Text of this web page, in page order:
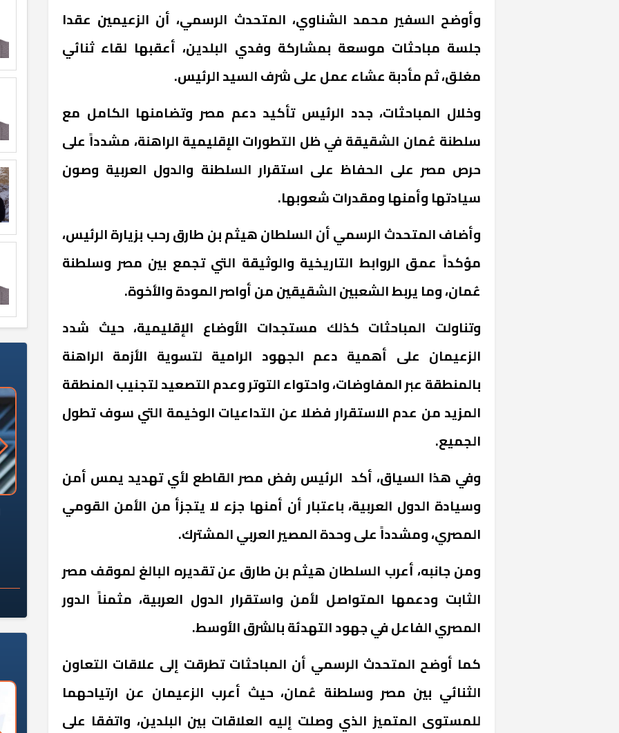
وأوضح السفير محمد الشناوي، المتحدث الرسمي، أن الزعيمين عقدا
جلسة مباحثات موسعة بمشاركة وفدي البلدين، أعقبها لقاء ثنائي
مغلق، ثم مأدبة عشاء عمل على شرف السيد الرئيس.
وخلال المباحثات، جدد الرئيس تأكيد دعم مصر وتضامنها الكامل مع
سلطنة عُمان الشقيقة في ظل التطورات الإقليمية الراهنة، مشدداً على
حرص مصر على الحفاظ على استقرار السلطنة والدول العربية وصون
سيادتها وأمنها ومقدرات شعوبها.
وأضاف المتحدث الرسمي أن السلطان هيثم بن طارق رحب بزيارة الرئيس،
مؤكداً عمق الروابط التاريخية والوثيقة التي تجمع بين مصر وسلطنة
عُمان، وما يربط الشعبين الشقيقين من أواصر المودة والأخوة.
وتناولت المباحثات كذلك مستجدات الأوضاع الإقليمية، حيث شدد
الزعيمان على أهمية دعم الجهود الرامية لتسوية الأزمة الراهنة
بالمنطقة عبر المفاوضات، واحتواء التوتر وعدم التصعيد لتجنيب المنطقة
المزيد من عدم الاستقرار فضلا عن التداعيات الوخيمة التي سوف تطول
الجميع.
وفي هذا السياق، أكد الرئيس رفض مصر القاطع لأي تهديد يمس أمن
وسيادة الدول العربية، باعتبار أن أمنها جزء لا يتجزأ من الأمن القومي
المصري، ومشدداً على وحدة المصير العربي المشترك.
ومن جانبه، أعرب السلطان هيثم بن طارق عن تقديره البالغ لموقف مصر
الثابت ودعمها المتواصل لأمن واستقرار الدول العربية، مثمناً الدور
المصري الفاعل في جهود التهدئة بالشرق الأوسط.
كما أوضح المتحدث الرسمي أن المباحثات تطرقت إلى علاقات التعاون
الثنائي بين مصر وسلطنة عُمان، حيث أعرب الزعيمان عن ارتياحهما
للمستوى المتميز الذي وصلت إليه العلاقات بين البلدين، واتفقا على
«وزارة الآثار»: العُثور على 10 توابيت
خشبية بفناء مقبرة "باكي"
سلامة الغذاء: 285 ألف طن صادرات